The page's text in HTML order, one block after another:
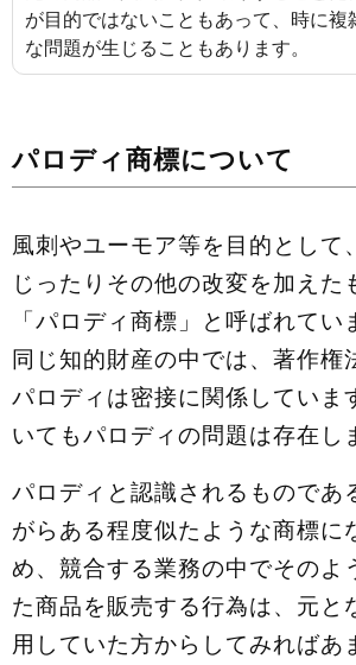
が目的ではないこともあって、時に複
な問題が生じることもあります。
パロディ商標について
風刺やユーモア等を目的として
じったりその他の改変を加えた
「パロディ商標」と呼ばれてい
同じ知的財産の中では、著作権
パロディは密接に関係していま
いてもパロディの問題は存在し
パロディと認識されるものであ
がらある程度似たような商標に
め、競合する業務の中でそのよ
た商品を販売する行為は、元と
用していた方からしてみればあ